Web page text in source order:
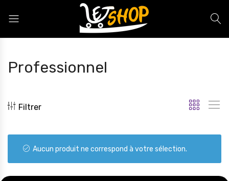
Professionnel
Filtrer
Aucun produit ne correspond à votre sélection.